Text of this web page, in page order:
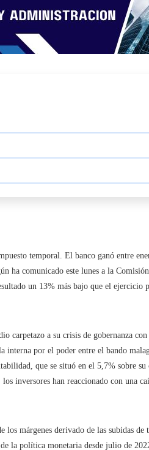
temporal. El banco ganó entre
ha comunicado este lunes a la
un 13% más bajo que el ejercicio
carpetazo a su crisis de gobernanza
interna por el poder entre el bando
que se situó en el 5,7% sobre
inversores han reaccionado con una
márgenes derivado de las subidas de
la política monetaria desde julio de